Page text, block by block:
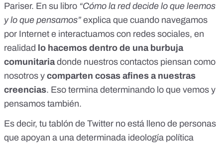
Pariser. En su libro “Cómo la red decide lo que leemos
y lo que pensamos” explica que cuando navegamos
por Internet e interactuamos con redes sociales, en
realidad lo hacemos dentro de una burbuja
comunitariadonde nuestros contactos piensan como
nosotros y comparten cosas afines a nuestras
creencias. Eso termina determinando lo que vemos y
pensamos también.
Es decir, tu tablón de Twitter no está lleno de personas
que apoyan a una determinada ideología política